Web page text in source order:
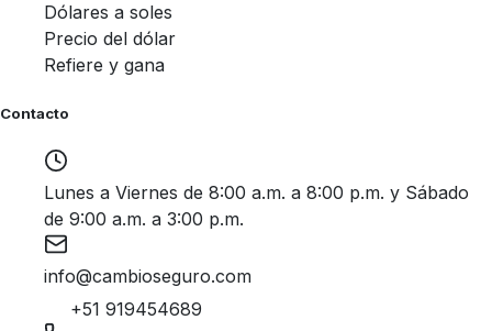
Dólares a soles
Precio del dólar
Refiere y gana
Contacto
Lunes a Viernes de 8:00 a.m. a 8:00 p.m. y Sábado
de 9:00 a.m. a 3:00 p.m.
info@cambioseguro.com
+51 919454689